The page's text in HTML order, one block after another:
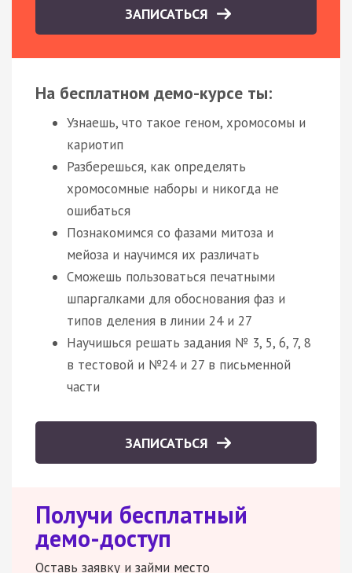
ЗАПИСАТЬСЯ
На бесплатном демо-курсе ты:
Узнаешь, что такое геном, хромосомы и
кариотип
Разберешься, как определять
хромосомные наборы и никогда не
ошибаться
Познакомимся со фазами митоза и
мейоза и научимся их различать
Сможешь пользоваться печатными
шпаргалками для обоснования фаз и
типов деления в линии 24 и 27
Научишься решать задания № 3, 5, 6, 7, 8
в тестовой и №24 и 27 в письменной
части
ЗАПИСАТЬСЯ
Получи бесплатный
демо-доступ
Оставь заявку и займи место